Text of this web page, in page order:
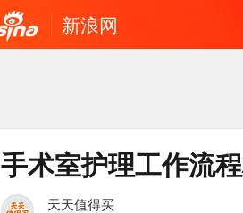
新浪网
手术室护理工作流
天天值得买